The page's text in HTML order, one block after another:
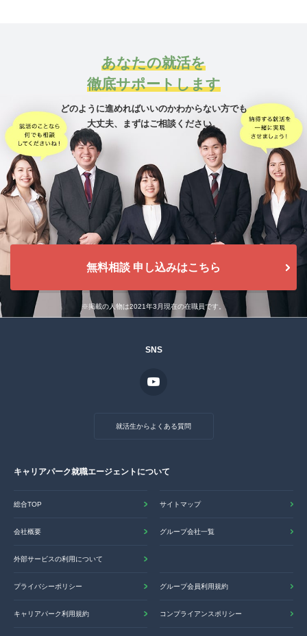
あなたの就活を
徹底サポートします
どのように進めればいいのかわからない方でも
大丈夫、
まずはご相談ください。
無料相談 申し込みはこちら
※掲載の人物は2021年3月現在の在職員です。
SNS
就活生からよくある質問
キャリアパーク就職エージェントについて
総合TOP サイトマップ
会社概要 グループ会社一覧
外部サービスの利用について
プライバシーポリシー グループ会員利用規約
キャリアパーク利用規約 コンプライアンスポリシー